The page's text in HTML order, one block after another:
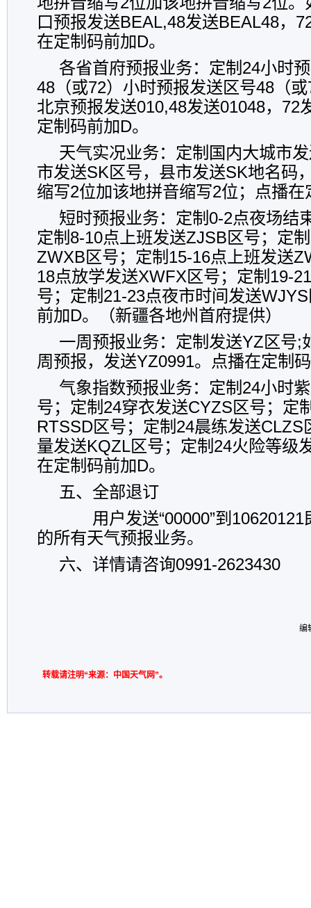
口预报发送BEAL,48发送BEAL48，
在定制码前加D。
各省首府预报业务： 定制24小时
48（或72）小时预报发送区号48（
北京预报发送010,48发送01048，72
定制码前加D。
天气实况业务： 定制国内大城市
市发送SK区号，县市发送SK地名码
缩写2位加该地拼音缩写2位；点播在
短时预报业务： 定制0-2点夜场结
定制8-10点上班发送ZJSB区号；定
ZWXB区号；定制15-16点上班发送
18点放学发送XWFX区号；定制19-
号；定制21-23点夜市时间发送
前加D。（新疆各地州首府提供）
一周预报业务： 定制发送YZ区号;
周预报，发送YZ0991。点播在定制
气象指数预报业务： 定制24小时
号；定制24穿衣发送CYZS区号；定
RTSSD区号；定制24晨练发送CLZS
量发送KQZL区号；定制24火险等级
在定制码前加D。
五、全部退订
用户发送“00000”到10620121
的所有天气预报业务。
六、详情请咨询0991-2623430
编
转载请注明“来源：中国天气网”。